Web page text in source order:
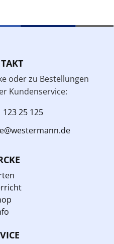
oder zu Bestellungen
Kundenservice:
123 25 125